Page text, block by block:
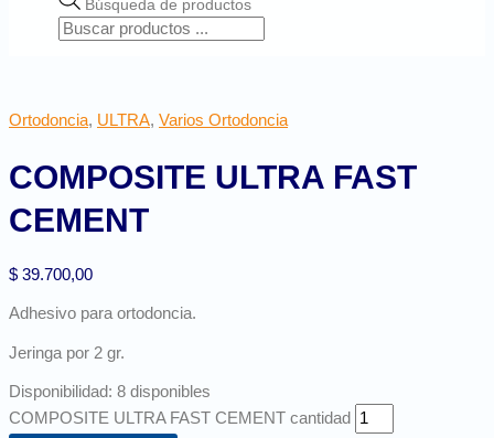
Búsqueda de productos
Ortodoncia, ULTRA, Varios Ortodoncia
COMPOSITE ULTRA FAST
CEMENT
$ 39.700,00
Adhesivo para ortodoncia.
Jeringa por 2 gr.
Disponibilidad: 8 disponibles
COMPOSITE ULTRA FAST CEMENT cantidad